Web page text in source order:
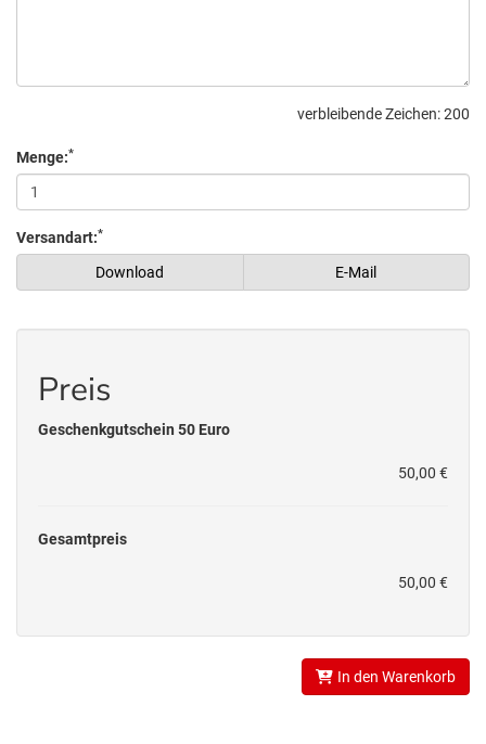
verbleibende Zeichen:200
Menge:*
Versandart:*
Download E-Mail
Preis
Geschenkgutschein 50 Euro
50,00 €
Gesamtpreis
50,00 €
In den Warenkorb